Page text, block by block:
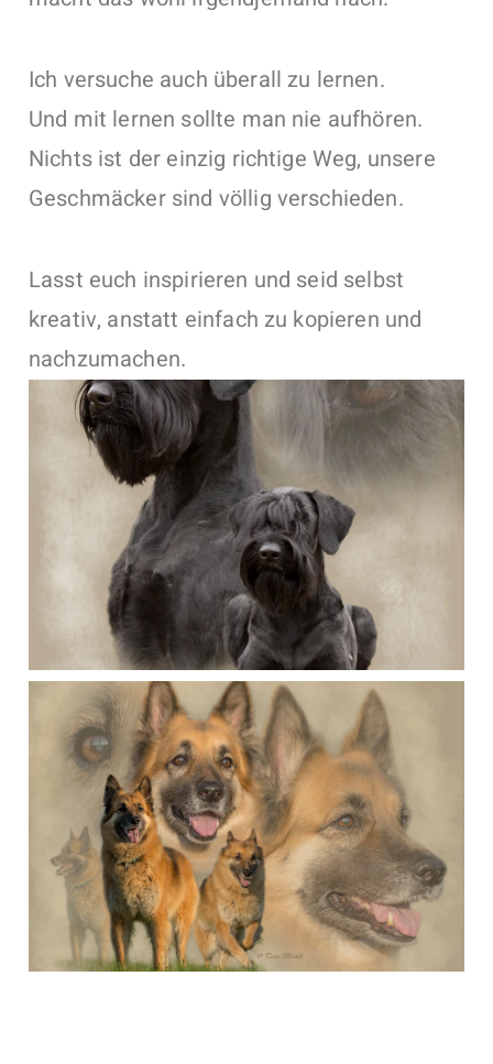
Ich versuche auch überall zu lernen.
Und mit lernen sollte man nie aufhören.
Nichts ist der einzig richtige Weg, unsere
Geschmäcker sind völlig verschieden.
Lasst euch inspirieren und seid selbst
kreativ, anstatt einfach zu kopieren und
nachzumachen.